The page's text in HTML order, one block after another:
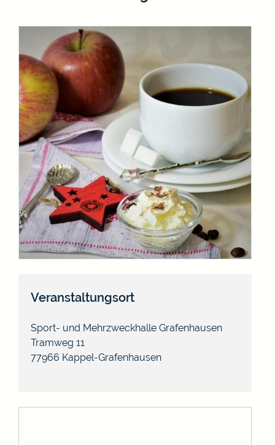
Veranstaltungsort
Sport- und Mehrzweckhalle Grafenhausen
Tramweg 11
77966 Kappel-Grafenhausen